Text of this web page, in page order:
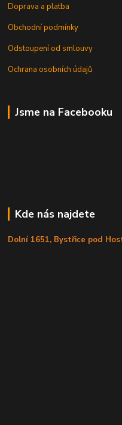
Doprava a platba
Obchodní podmínky
Odstoupení od smlouvy
Ochrana osobních údajů
Jsme na Facebooku
Kde nás najdete
Dolní 1651, Bystřice pod